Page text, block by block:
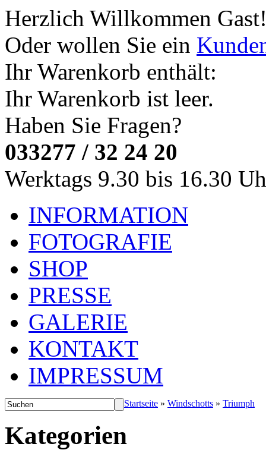
Herzlich Willkommen
Oder wollen Sie ein
Ihr Warenkorb enthält:
Ihr Warenkorb ist leer.
Haben Sie Fragen?
033277 / 32 24 20
Werktags 9.30 bis 16.30
INFORMATION
FOTOGRAFIE
SHOP
PRESSE
GALERIE
KONTAKT
IMPRESSUM
Startseite » Windschotts » Triumph
Kategorien